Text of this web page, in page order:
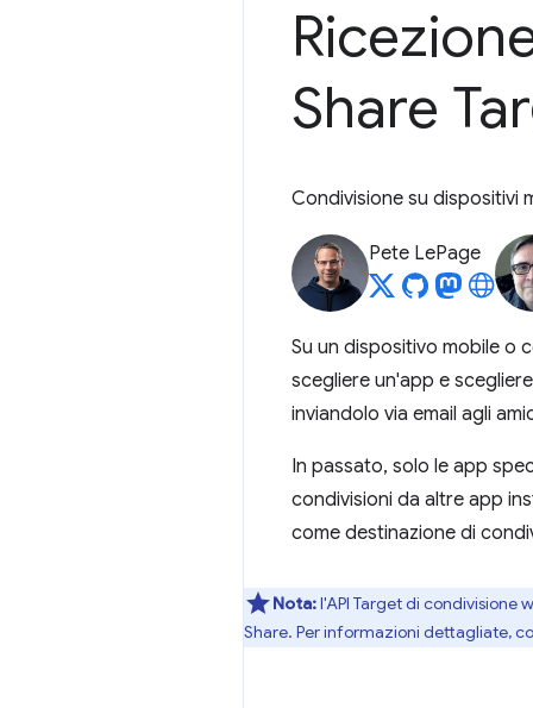
Share
Condivisione su dispositivi
Pete LePage
Su un dispositivo mobile o
scegliere un'app e
inviandolo via email agli
In passato, solo le app
condivisioni da altre app
come destinazione di
Nota:l'API Target di condivisione
Share. Per informazioni dettagliate,